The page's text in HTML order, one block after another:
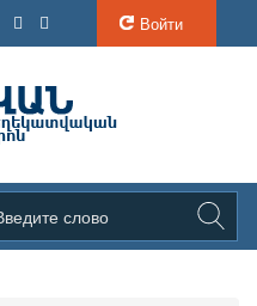
Войти